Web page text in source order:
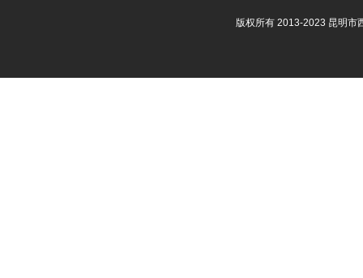
版权所有 2013-2023 昆明市